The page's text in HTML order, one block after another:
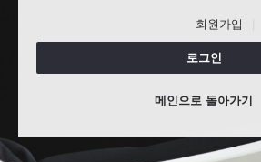
회원가입
로그인
메인으로 돌아가기